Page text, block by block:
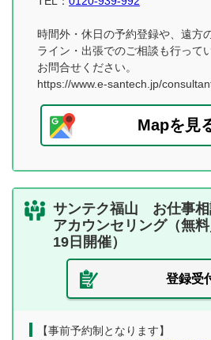
時間外・休日の予約登録や、遠方
ライン・出張でのご相談も行って
お問合せください。
https://www.e-santech.jp/
Mapを見
サンテク福山 お仕事相
アカウンセリング（無
19日開催）
登録受
【事前予約制となります】